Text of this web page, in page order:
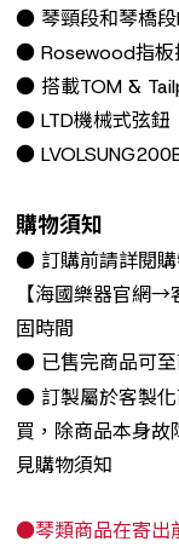
● 琴頸段和琴橋段
● Rosewood指板
● 搭載TOM &
● LTD機械式弦鈕
●
購物須知
● 訂購前請詳閱購
【海國樂器官網
固時間
● 已售完商品可至
● 訂製屬於客製化
買，除商品本身
見購物須知
●琴類商品在寄出